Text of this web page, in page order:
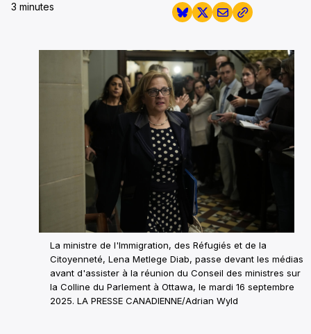
3 minutes
La ministre de l'Immigration, des Réfugiés et de la
Citoyenneté, Lena Metlege Diab, passe devant les médias
avant d'assister à la réunion du Conseil des ministres sur
la Colline du Parlement à Ottawa, le mardi 16 septembre
2025. LA PRESSE CANADIENNE/Adrian Wyld